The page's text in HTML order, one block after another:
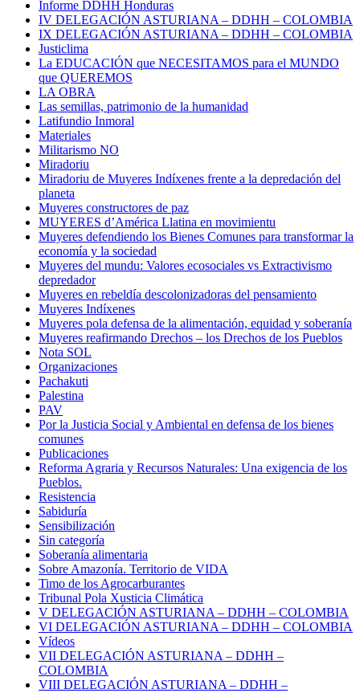
Informe DDHH Honduras
IV DELEGACIÓN ASTURIANA – DDHH – COLOMBIA
IX DELEGACIÓN ASTURIANA – DDHH – COLOMBIA
Justiclima
La EDUCACIÓN que NECESITAMOS para el MUNDO
que QUEREMOS
LA OBRA
Las semillas, patrimonio de la humanidad
Latifundio Inmoral
Materiales
Militarismo NO
Miradoriu
Miradoriu de Muyeres Indíxenes frente a la depredación del
planeta
Muyeres constructores de paz
MUYERES d’América Llatina en movimientu
Muyeres defendiendo los Bienes Comunes para transformar la
economía y la sociedad
Muyeres del mundu: Valores ecosociales vs Extractivismo
depredador
Muyeres en rebeldía descolonizadoras del pensamiento
Muyeres Indíxenes
Muyeres pola defensa de la alimentación, equidad y soberanía
Muyeres reafirmando Drechos – los Drechos de los Pueblos
Nota SOL
Organizaciones
Pachakuti
Palestina
PAV
Por la Justicia Social y Ambiental en defensa de los bienes
comunes
Publicaciones
Reforma Agraria y Recursos Naturales: Una exigencia de los
Pueblos.
Resistencia
Sabiduría
Sensibilización
Sin categoría
Soberanía alimentaria
Sobre Amazonía. Territorio de VIDA
Timo de los Agrocarburantes
Tribunal Pola Xusticia Climática
V DELEGACIÓN ASTURIANA – DDHH – COLOMBIA
VI DELEGACIÓN ASTURIANA – DDHH – COLOMBIA
Vídeos
VII DELEGACIÓN ASTURIANA – DDHH –
COLOMBIA
VIII DELEGACIÓN ASTURIANA – DDHH –